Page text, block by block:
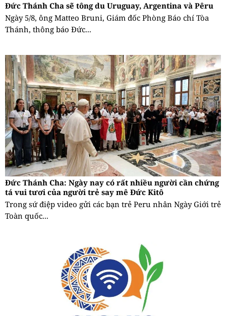
Đức Thánh Cha sẽ tông du Uruguay, Argentina và Pêru
Ngày 5/8, ông Matteo Bruni, Giám đốc Phòng Báo chí Tòa
Thánh, thông báo Đức...
Đức Thánh Cha: Ngày nay có rất nhiều người cần chứng
tá vui tươi của người trẻ say mê Đức Kitô
Trong sứ điệp video gửi các bạn trẻ Peru nhân Ngày Giới trẻ
Toàn quốc...